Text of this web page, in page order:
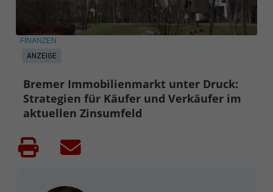
ANZEIGE
FINANZEN
Bremer Immobilienmarkt unter Druck:
Strategien für Käufer und Verkäufer im
aktuellen Zinsumfeld